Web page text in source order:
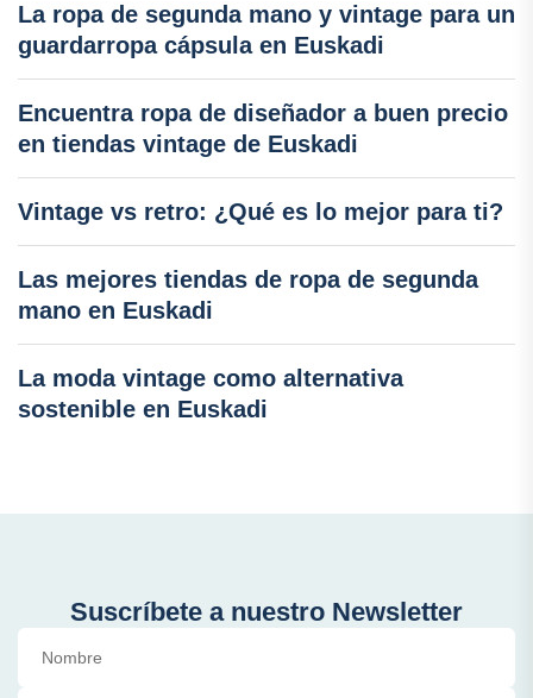
La ropa de segunda mano y vintage para un
guardarropa cápsula en Euskadi
Encuentra ropa de diseñador a buen precio
en tiendas vintage de Euskadi
Vintage vs retro: ¿Qué es lo mejor para ti?
Las mejores tiendas de ropa de segunda
mano en Euskadi
La moda vintage como alternativa
sostenible en Euskadi
Suscríbete a nuestro Newsletter